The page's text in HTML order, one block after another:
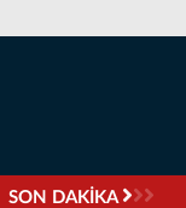
SON DAKİKA